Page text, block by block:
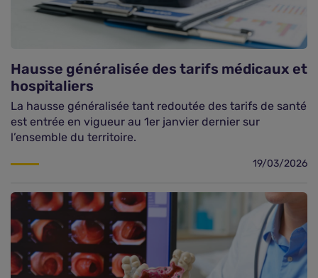
Hausse généralisée des tarifs médicaux et
hospitaliers
La hausse généralisée tant redoutée des tarifs de santé
est entrée en vigueur au 1er janvier dernier sur
l’ensemble du territoire.
19/03/2026